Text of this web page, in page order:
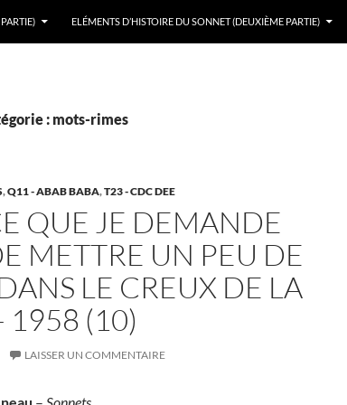
ELÉMENTS D’HISTOIRE DU SONNET (DEUXIÈME PARTIE)
: mots-rimes
,Q11 - ABAB BABA,T23 - CDC DEE
QUE JE DEMANDE
METTRE UN PEU DE
LE CREUX DE LA
(10)
LAISSER UN COMMENTAIRE